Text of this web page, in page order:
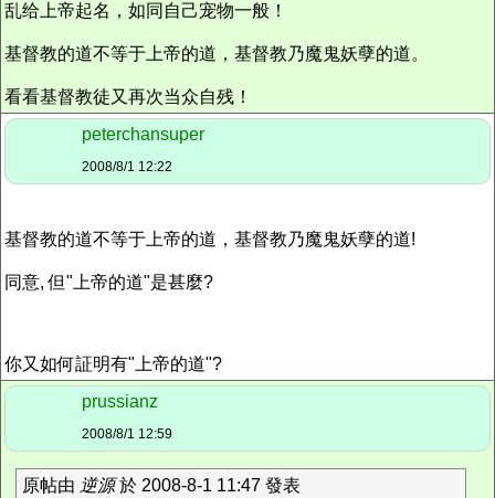
乱给上帝起名，如同自己宠物一般！
基督教的道不等于上帝的道，基督教乃魔鬼妖孽的道。
看看基督教徒又再次当众自残！
peterchansuper
2008/8/1 12:22
基督教的道不等于上帝的道，基督教乃魔鬼妖孽的道!
同意, 但"上帝的道"是甚麼?
你又如何証明有"上帝的道"?
prussianz
2008/8/1 12:59
原帖由 逆源於 2008-8-1 11:47 發表